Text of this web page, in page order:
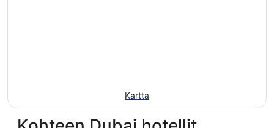
Kartta